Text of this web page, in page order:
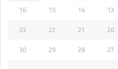
13
14
15
16
20
21
22
23
27
28
29
30